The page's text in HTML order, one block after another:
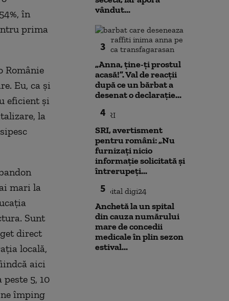
în
prima
Românie
Eu, ca şi
eficient şi
la
mari la
Sunt
direct
locală,
aici
5, 10
împing
vândut...
3
„Anna, ţine-ţi prostul
acasă!”. Val de reacții
după ce un bărbat a
desenat o declarație...
4
SRI, avertisment
pentru români: „Nu
furnizați nicio
informație solicitată și
întrerupeți...
5
Anchetă la un spital
din cauza numărului
mare de concedii
medicale în plin sezon
estival...